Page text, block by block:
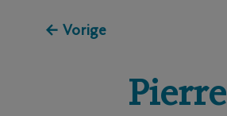
← Vorige
Pierre